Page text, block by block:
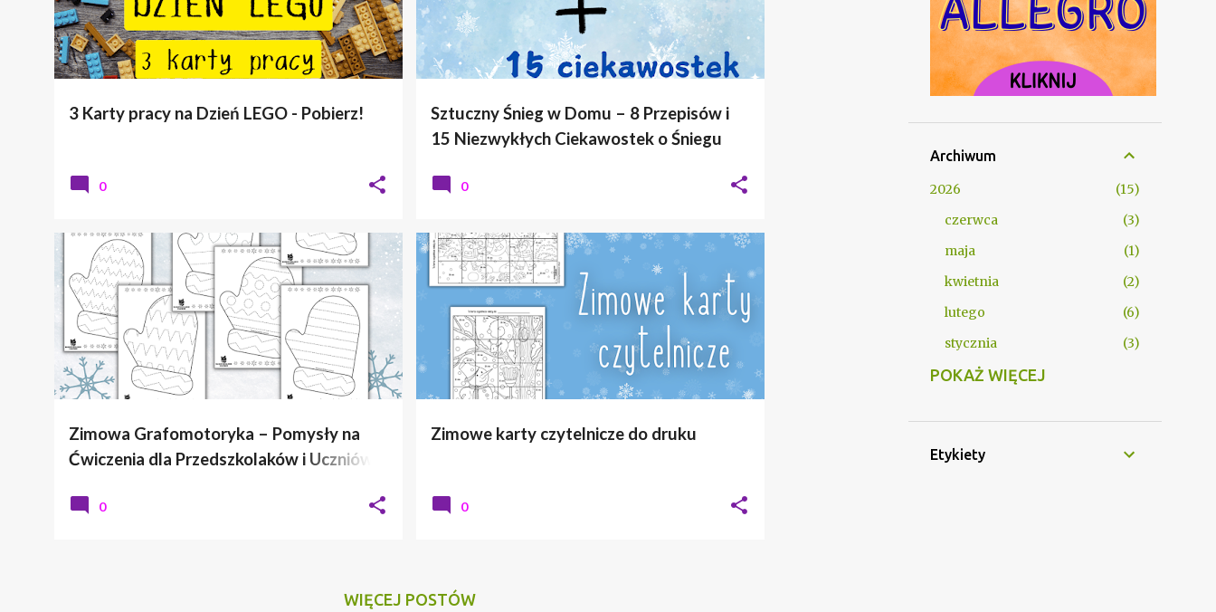
3 Karty pracy na Dzień LEGO - Pobierz!
0
Sztuczny Śnieg w Domu – 8 Przepisów i
15 Niezwykłych Ciekawostek o Śniegu
0
Zimowa Grafomotoryka – Pomysły na
Ćwiczenia dla Przedszkolaków i Uczniów
GRAFOMOTORYKA ZIMA
0
Zimowe karty czytelnicze do druku
0
WIĘCEJ POSTÓW
Archiwum
2026
15
czerwca
3
maja
1
kwietnia
2
lutego
6
stycznia
3
2025
października
POKAŻ WIĘCEJ
Etykiety